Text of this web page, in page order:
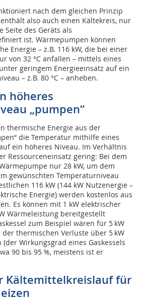
nach dem gleichen Prinzip
also auch einen Kältekreis, nur
Seite des Geräts als
ist. Wärmepumpen können
Energie – z.B. 116 kW, die bei einer
von 32 °C anfallen – mittels eines
geringem Energieeinsatz auf ein
– z.B. 80 °C – anheben.
höheres
„pumpen“
thermische Energie aus der
die Temperatur mithilfe eines
ein höheres Niveau. Im Verhältnis
Ressourceneinsatz gering: Bei dem
nur 28 kW, um dem
gewünschten Temperatur­niveau
116 kW (144 kW Nutzenergie –
Energie) werden kostenlos aus
Es können mit 1 kW elektrischer
Wärmeleistung bereitgestellt
zum Beispiel wären für 5 kW
thermischen Verluste über 5 kW
Wirkungsgrad eines Gaskessels
90 bis 95 %, meistens ist er
Kältemittelkreislauf für